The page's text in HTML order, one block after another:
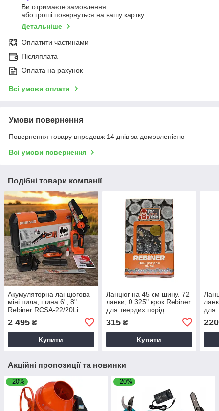
Ви отримаєте замовлення
або гроші повернуться на вашу картку
Детальніше
Оплатити частинами
Післяплата
Оплата на рахунок
Всі умови оплати
Умови повернення
Повернення товару впродовж 14 днів за домовленістю
Всі умови повернення
Подібні товари компанії
Акумуляторна ланцюгова
міні пила, шина 6", 8"
Rebiner RCSA-22/20Li
безщіткова в кейсі (1 АКБ,
4 А/год)
2 495 ₴
Купити
Ланцюг на 45 см шину, 72
ланки, 0.325" крок Rebiner
для твердих порід
315₴
Купити
для
220
Акційні пропозиції та новинки
–20% –20%